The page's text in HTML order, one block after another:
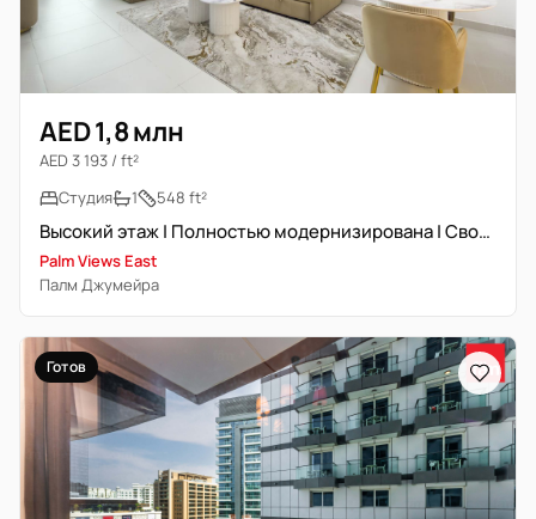
AED 1,8 млн
AED 3 193 / ft²
Студия
1 548 ft²
Высокий этаж | Полностью модернизирована | Свободна
Palm Views East
Палм Джумейра
Готов